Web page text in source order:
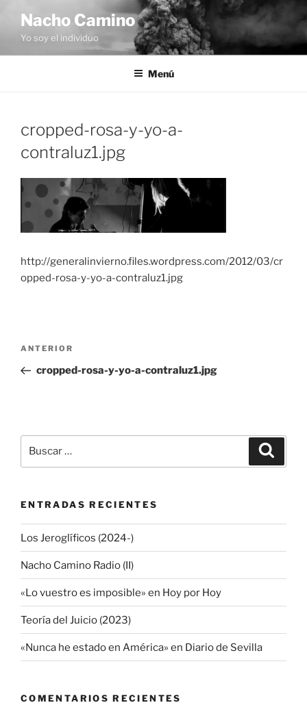
contenido
Nacho Camino
Yo soy el individuo
Menú
cropped-rosa-y-yo-a-
contraluz1.jpg
http://generalinvierno.files.wordpress.com/2012/03/cr
opped-rosa-y-yo-a-contraluz1.jpg
Navegación
entradas
Entrada
anterior:
ANTERIOR
cropped-rosa-y-yo-a-contraluz1.jpg
por:
ENTRADAS RECIENTES
Los Jeroglíficos (2024-)
Nacho Camino Radio (II)
«Lo vuestro es imposible» en Hoy por Hoy
Teoría del Juicio (2023)
«Nunca he estado en América» en Diario de Sevilla
COMENTARIOS RECIENTES